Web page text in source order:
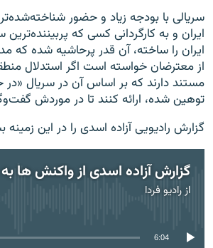
سریالی با بودجه زیاد و حضور
ایران و به کارگردانی کسی که پربیننده‌ترین
ایران را ساخته، آن قدر پرحاشیه شده که
از معترضان خواسته است اگر استدلال
مستند دارند که بر اساس آن در سریال «در
توهین شده، ارائه کنند تا در موردش
گزارش رادیویی آزاده اسدی را در این زمینه
ازرادیو فردا
6:04